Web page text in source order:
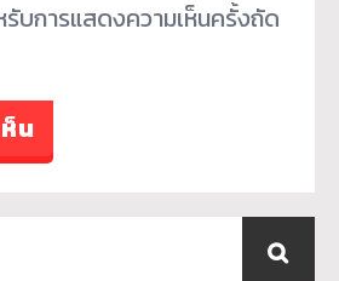
รับการแสดงความเห็นครั้งถัด